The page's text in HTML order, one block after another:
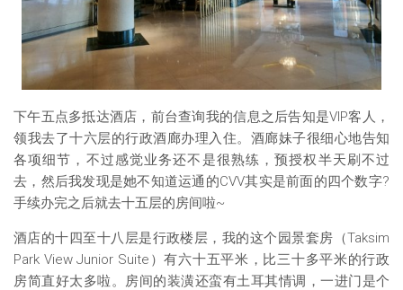
下午五点多抵达酒店，前台查询我的信息之后告知是VIP客人，
领我去了十六层的行政酒廊办理入住。酒廊妹子很细心地告知
各项细节，不过感觉业务还不是很熟练，预授权半天刷不过
去，然后我发现是她不知道运通的CVV其实是前面的四个数字?
手续办完之后就去十五层的房间啦~
酒店的十四至十八层是行政楼层，我的这个园景套房（Taksim
Park View Junior Suite）有六十五平米，比三十多平米的行政
房简直好太多啦。房间的装潢还蛮有土耳其情调，一进门是个